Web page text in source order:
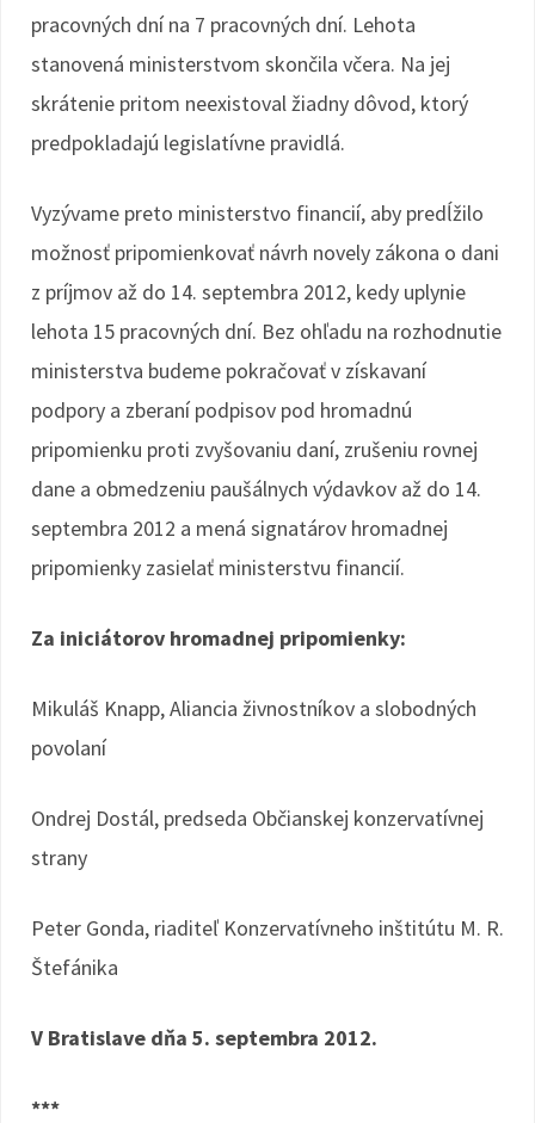
pracovných dní na 7 pracovných dní. Lehota
stanovená ministerstvom skončila včera. Na jej
skrátenie pritom neexistoval žiadny dôvod, ktorý
predpokladajú legislatívne pravidlá.
Vyzývame preto ministerstvo financií, aby predĺžilo
možnosť pripomienkovať návrh novely zákona o dani
z príjmov až do 14. septembra 2012, kedy uplynie
lehota 15 pracovných dní. Bez ohľadu na rozhodnutie
ministerstva budeme pokračovať v získavaní
podpory a zberaní podpisov pod hromadnú
pripomienku proti zvyšovaniu daní, zrušeniu rovnej
dane a obmedzeniu paušálnych výdavkov až do 14.
septembra 2012 a mená signatárov hromadnej
pripomienky zasielať ministerstvu financií.
Za iniciátorov hromadnej pripomienky:
Mikuláš Knapp, Aliancia živnostníkov a slobodných
povolaní
Ondrej Dostál, predseda Občianskej konzervatívnej
strany
Peter Gonda, riaditeľ Konzervatívneho inštitútu M. R.
Štefánika
V Bratislave dňa 5. septembra 2012.
***